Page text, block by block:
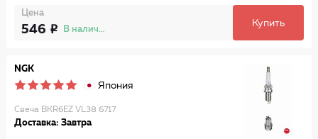
Цена
546 В наличии
Купить
NGK
Япония
Свеча BKR6EZ VL38 6717
Доставка: Завтра